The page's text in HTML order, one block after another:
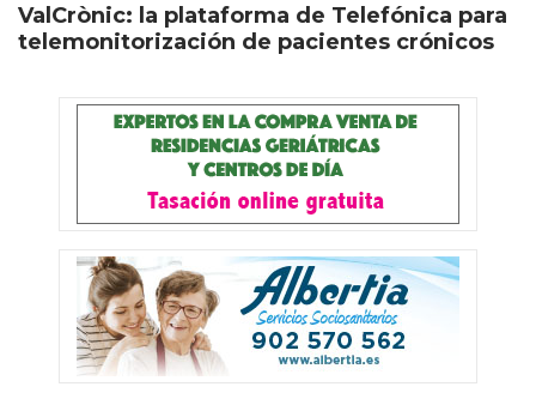
ValCrònic: la plataforma de Telefónica para
telemonitorización de pacientes crónicos